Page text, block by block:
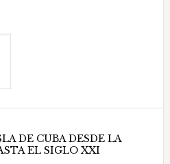
DE CUBA DESDE LA
EL SIGLO XXI